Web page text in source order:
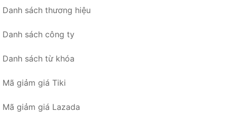
Danh sách thương hiệu
Danh sách công ty
Danh sách từ khóa
Mã giảm giá Tiki
Mã giảm giá Lazada